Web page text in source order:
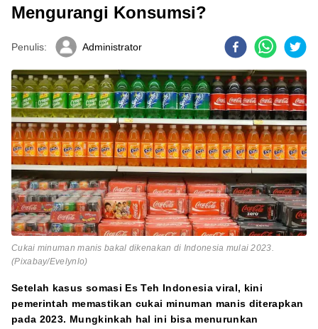
Mengurangi Konsumsi?
Penulis: Administrator
Cukai minuman manis bakal dikenakan di Indonesia mulai 2023.
(Pixabay/Evelynlo)
Setelah kasus somasi Es Teh Indonesia viral, kini
pemerintah memastikan cukai minuman manis diterapkan
pada 2023. Mungkinkah hal ini bisa menurunkan